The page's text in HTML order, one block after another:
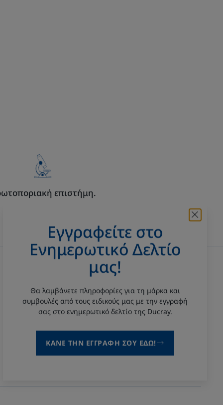
Εγγραφείτε στο
Ενημερωτικό Δελτίο
μας!
Θα λαμβάνετε πληροφορίες για τη μάρκα και
συμβουλές από τους ειδικούς μας με την εγγραφή
σας στο ενημερωτικό δελτίο της Ducray.
ΚΆΝΕ ΤΗΝ ΕΓΓΡΑΦΉ ΣΟΥ ΕΔΩ!
επιστήμη.
Μείνετε ενημερωμένοι
Λάβετε πληροφορίες σχετικά με τη μάρκα
και συμβουλές από τους ειδικούς μας με
την εγγραφή σας στο ενημερωτικό δελτίο
ΕΓΓΡΑΦΕΊΤΕ ΣΤΟ